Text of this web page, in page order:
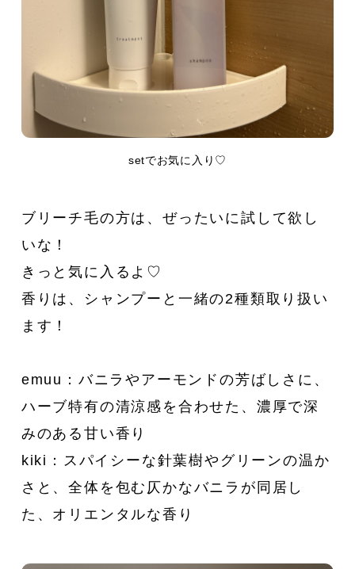
setでお気に入り♡
ブリーチ毛の方は、ぜったいに試して欲し
いな！
きっと気に入るよ♡
香りは、シャンプーと一緒の2種類取り扱い
ます！
emuu：バニラやアーモンドの芳ばしさに、
ハーブ特有の清涼感を合わせた、濃厚で深
みのある甘い香り
kiki：スパイシーな針葉樹やグリーンの温か
さと、全体を包む仄かなバニラが同居し
た、オリエンタルな香り
ファッション小物 生活日用品
ステーショナリー コスメ
キッズ
アウトドア 雑貨・ホビー